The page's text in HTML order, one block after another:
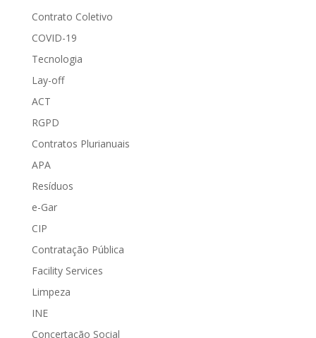
Contrato Coletivo
COVID-19
Tecnologia
Lay-off
ACT
RGPD
Contratos Plurianuais
APA
Resíduos
e-Gar
CIP
Contratação Pública
Facility Services
Limpeza
INE
Concertação Social